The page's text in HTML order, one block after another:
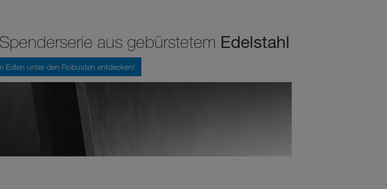
Spenderserie aus gebürstetem Edelstahl
Edlen unter den Robusten entdecken!